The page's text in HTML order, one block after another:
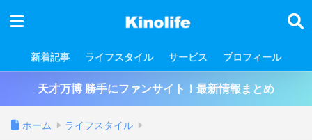
新着記事 ライフスタイル サービス プロフィール
天才万博 勝手にファンサイト！最新情報まとめ
ホーム ライフスタイル